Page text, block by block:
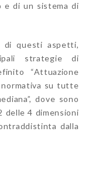
di un sistema di
di questi aspetti,
strategie di
“Attuazione
normativa su tutte
dove sono
delle 4 dimensioni
dalla